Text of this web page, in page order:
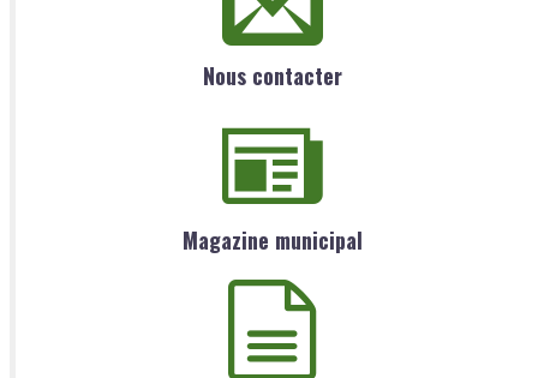
Nous contacter
Magazine municipal